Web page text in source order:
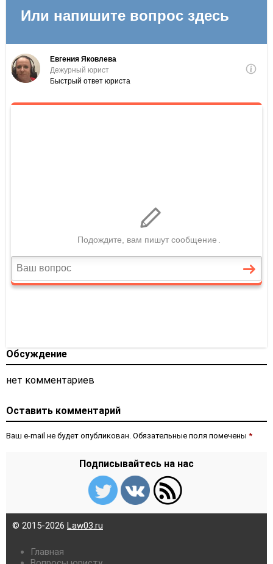
Обсуждение
нет комментариев
Оставить комментарий
Ваш e-mail не будет опубликован. Обязательные поля помечены *
Подписывайтесь на нас
© 2015-2026 Law03.ru
Главная